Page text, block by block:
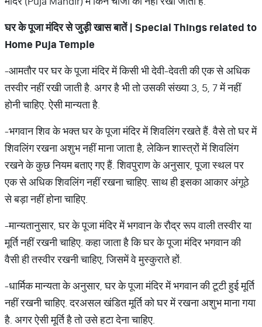
घरकेपूजामंदिरसेजुड़ीखासबातें| Special Things related to
Home Puja Temple
-आमतौर पर घर के पूजा मंदिर में किसी भी देवी-देवती की एक से अधिक
तस्वीर नहीं रखी जाती है. अगर है भी तो उसकी संख्या 3, 5, 7 में नहीं
होनी चाहिए. ऐसी मान्यता है.
-भगवान शिव के भक्त घर के पूजा मंदिर में शिवलिंग रखते हैं. वैसे तो घर में
शिवलिंग रखना अशुभ नहीं माना जाता है, लेकिन शास्त्रों में शिवलिंग
रखने के कुछ नियम बताए गए हैं. शिवपुराण के अनुसार, पूजा स्थल पर
एक से अधिक शिवलिंग नहीं रखना चाहिए. साथ ही इसका आकार अंगूठे
से बड़ा नहीं होना चाहिए.
-मान्यतानुसार, घर के पूजा मंदिर में भगवान के रौद्र रूप वाली तस्वीर या
मूर्ति नहीं रखनी चाहिए. कहा जाता है कि घर के पूजा मंदिर भगवान की
वैसी ही तस्वीर रखनी चाहिए, जिसमें वे मुस्कुराते हों.
-धार्मिक मान्यता के अनुसार, घर के पूजा मंदिर में भगवान की टूटी हुई मूर्ति
नहीं रखनी चाहिए. दरअसल खंडित मूर्ति को घर में रखना अशुभ माना गया
है. अगर ऐसी मूर्ति है तो उसे हटा देना चाहिए.